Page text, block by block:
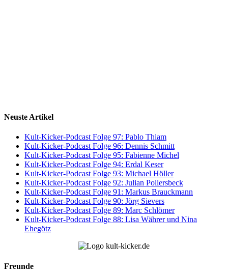
Neuste Artikel
Kult-Kicker-Podcast Folge 97: Pablo Thiam
Kult-Kicker-Podcast Folge 96: Dennis Schmitt
Kult-Kicker-Podcast Folge 95: Fabienne Michel
Kult-Kicker-Podcast Folge 94: Erdal Keser
Kult-Kicker-Podcast Folge 93: Michael Höller
Kult-Kicker-Podcast Folge 92: Julian Pollersbeck
Kult-Kicker-Podcast Folge 91: Markus Brauckmann
Kult-Kicker-Podcast Folge 90: Jörg Sievers
Kult-Kicker-Podcast Folge 89: Marc Schlömer
Kult-Kicker-Podcast Folge 88: Lisa Währer und Nina
Ehegötz
Freunde